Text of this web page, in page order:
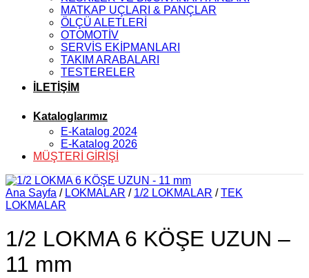
MATKAP UÇLARI & PANÇLAR
ÖLÇÜ ALETLERİ
OTOMOTİV
SERVİS EKİPMANLARI
TAKIM ARABALARI
TESTERELER
İLETİŞİM
Kataloglarımız
E-Katalog 2024
E-Katalog 2026
MÜŞTERİ GİRİŞİ
Ana Sayfa / LOKMALAR / 1/2 LOKMALAR / TEK
LOKMALAR
1/2 LOKMA 6 KÖŞE UZUN –
11 mm